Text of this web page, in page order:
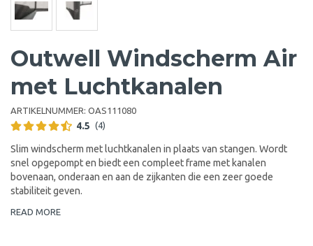
Outwell Windscherm Air
met Luchtkanalen
ARTIKELNUMMER: OAS111080
4.5 (4)
Slim windscherm met luchtkanalen in plaats van stangen. Wordt
snel opgepompt en biedt een compleet frame met kanalen
bovenaan, onderaan en aan de zijkanten die een zeer goede
stabiliteit geven.
READ MORE